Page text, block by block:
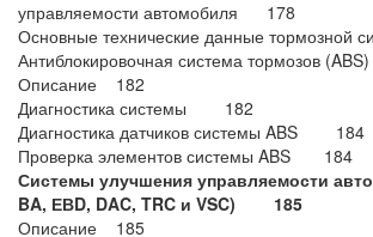
управляемости автомобиля 178
Основные технические данные тормозной
Антиблокировочная система тормозов
Описание 182
Диагностика системы 182
Диагностика датчиков системы ABS 184
Проверка элементов системы ABS 184
Системы улучшения управляемости
BA, ЕВD, DAC, TRC и VSC) 185
Описание 185